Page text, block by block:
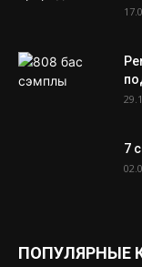
7
ПОПУЛЯРНЫЕ